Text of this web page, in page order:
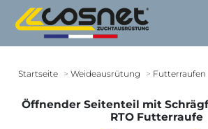
Startseite Weideausrütung Futterraufen
Öffnender Seitenteil mit
RTO Futterraufe